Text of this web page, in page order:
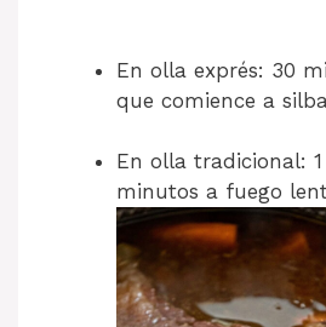
En olla exprés: 30
que comience a
En olla tradicional:
minutos a fuego